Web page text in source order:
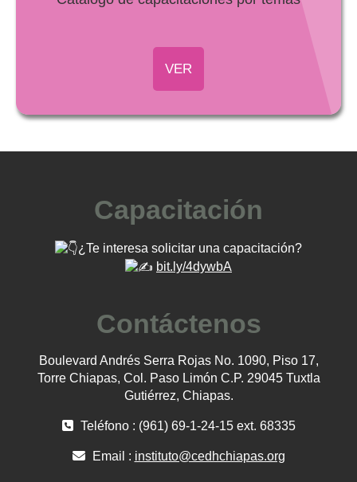
VER
Capacitación
¿Te interesa solicitar una capacitación?
bit.ly/4dywbA
Contáctenos
Boulevard Andrés Serra Rojas No. 1090, Piso 17,
Torre Chiapas, Col. Paso Limón C.P. 29045 Tuxtla
Gutiérrez, Chiapas.
Teléfono : (961) 69-1-24-15 ext. 68335
Email : instituto@cedhchiapas.org